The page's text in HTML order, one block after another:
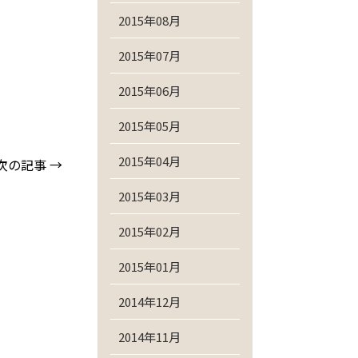
の記事 →
2015年08月
2015年07月
2015年06月
2015年05月
2015年04月
2015年03月
2015年02月
2015年01月
2014年12月
2014年11月